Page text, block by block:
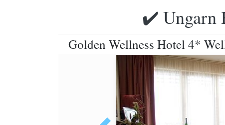
✔️ Ungarn
Golden Wellness Hotel 4*